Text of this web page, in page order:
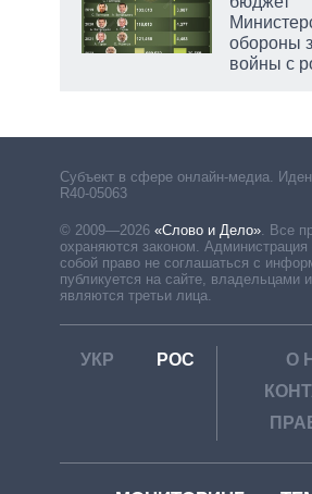
обороны
войны с
Субъект в сфере онлайн-медиа.
R40-05063
© 2009—2026 «Слово и Дело». Все
охраняются законом. Администрация
собой право не соглашаться с
публикуется на сайте, владельцами
являются третьи лица.
УКР РОС
О